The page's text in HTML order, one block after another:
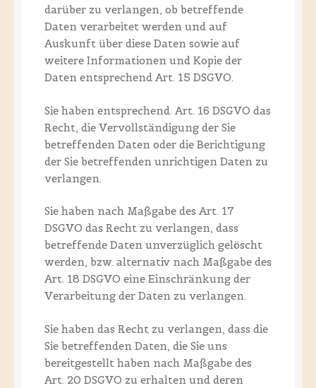
darüber zu verlangen, ob betreffende
Daten verarbeitet werden und auf
Auskunft über diese Daten sowie auf
weitere Informationen und Kopie der
Daten entsprechend Art. 15 DSGVO.
Sie haben entsprechend. Art. 16 DSGVO das
Recht, die Vervollständigung der Sie
betreffenden Daten oder die Berichtigung
der Sie betreffenden unrichtigen Daten zu
verlangen.
Sie haben nach Maßgabe des Art. 17
DSGVO das Recht zu verlangen, dass
betreffende Daten unverzüglich gelöscht
werden, bzw. alternativ nach Maßgabe des
Art. 18 DSGVO eine Einschränkung der
Verarbeitung der Daten zu verlangen.
Sie haben das Recht zu verlangen, dass die
Sie betreffenden Daten, die Sie uns
bereitgestellt haben nach Maßgabe des
Art. 20 DSGVO zu erhalten und deren